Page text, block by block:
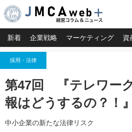
新着 企業戦略 マーケティング 資
採用・法律
第47回 『テレワー
報はどうするの？！』
中小企業の新たな法律リスク